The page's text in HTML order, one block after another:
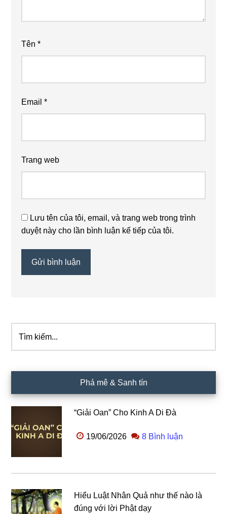
Tên*
Email*
Trang web
Lưu tên của tôi, email, và trang web trong trình
duyệt này cho lần bình luận kế tiếp của tôi.
Sidebar
chính
kiếm...
Phá mê & Sanh tín
“Giải Oan” Cho Kinh A Di Đà
19/06/2026 8 Bình luận
Hiểu Luật Nhân Quả như thế nào là
đúng với lời Phật dạy